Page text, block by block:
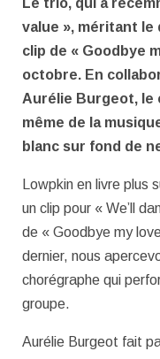
Le trio, qui a
value », méritant le
clip de « Goodbye
octobre. En
Aurélie Burgeot, le
même de la
blanc sur fond de
Lowpkin en livre plus
un clip pour « We’ll
de « Goodbye my
dernier, nous
chorégraphe qui
groupe.
Aurélie Burgeot fait